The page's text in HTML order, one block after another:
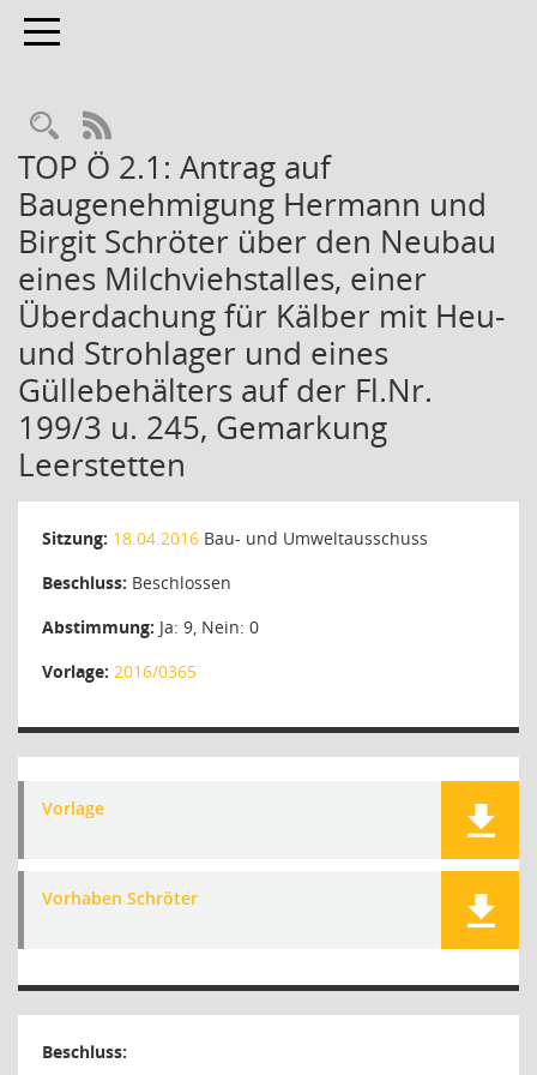
Toggle navigation
Rechercheauswahl
RSS-Feed
TOP Ö 2.1: Antrag auf
Baugenehmigung Hermann und
Birgit Schröter über den Neubau
eines Milchviehstalles, einer
Überdachung für Kälber mit Heu-
und Strohlager und eines
Güllebehälters auf der Fl.Nr.
199/3 u. 245, Gemarkung
Leerstetten
Sitzung: 18.04.2016 Bau- und Umweltausschuss
Beschluss: Beschlossen
Abstimmung: Ja: 9, Nein: 0
Vorlage: 2016/0365
Vorlage
Vorhaben Schröter
Beschluss: